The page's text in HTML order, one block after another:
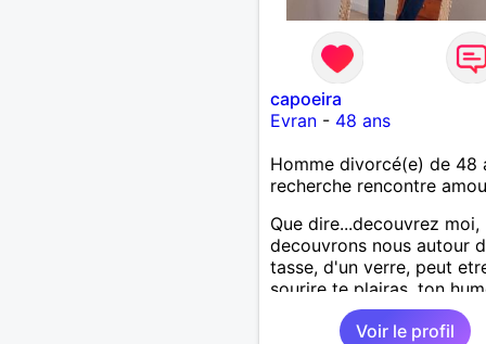
capoeira
Evran- 48 ans
Homme divorcé(e) de 48
recherche rencontre
Que dire...decouvrez moi,
decouvrons nous autour
tasse, d'un verre, peut
sourire te plairas, ton
me fera pouffer.. en tout
a tout a gagner.Voir le profil